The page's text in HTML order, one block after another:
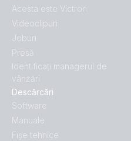
Descărcări
Software
Manuale
Fișe tehnice
Acesta este Victron
Videoclipuri
Joburi
Presă
Identificați managerul de
vânzări